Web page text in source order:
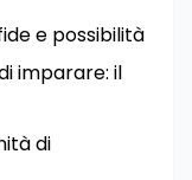
e possibilità
imparare: il
di